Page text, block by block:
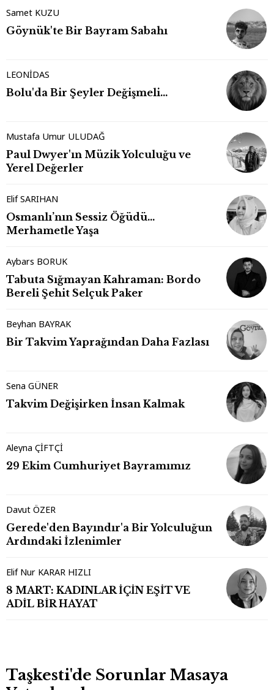
Samet KUZU
Göynük'te Bir Bayram Sabahı
LEONİDAS
Bolu'da Bir Şeyler Değişmeli…
Mustafa Umur ULUDAĞ
Paul Dwyer'ın Müzik Yolculuğu ve
Yerel Değerler
Elif SARIHAN
Osmanlı’nın Sessiz Öğüdü…
Merhametle Yaşa
Aybars BORUK
Tabuta Sığmayan Kahraman: Bordo
Bereli Şehit Selçuk Paker
Beyhan BAYRAK
Bir Takvim Yaprağından Daha Fazlası
Sena GÜNER
Takvim Değişirken İnsan Kalmak
Aleyna ÇİFTÇİ
29 Ekim Cumhuriyet Bayramımız
Davut ÖZER
Gerede'den Bayındır'a Bir Yolculuğun
Ardındaki İzlenimler
Elif Nur KARAR HIZLI
8 MART: KADINLAR İÇİN EŞİT VE
ADİL BİR HAYAT
Taşkesti'de Sorunlar Masaya